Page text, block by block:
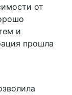
от
и
прошла